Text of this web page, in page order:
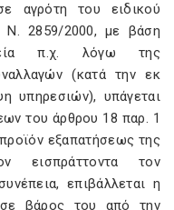
αγρότη του ειδικού
Ν. 2859/2000, με βάση
π.χ. λόγω της
(κατά την εκ
υπηρεσιών), υπάγεται
του άρθρου 18 παρ. 1
εξαπατήσεως της
εισπράττοντα τον
επιβάλλεται η
σε βάρος του από την